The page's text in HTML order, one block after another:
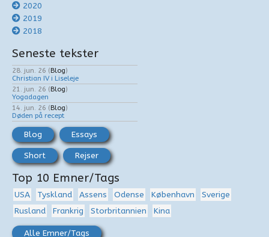
2020
2019
2018
Seneste tekster
28. jun. 26 (Blog)
Christian IV i Liseleje
21. jun. 26 (Blog)
Yogadagen
14. jun. 26 (Blog)
Døden på recept
Blog Essays
Short Rejser
Top 10 Emner/Tags
USA Tyskland Assens Odense København
Sverige
Rusland
Frankrig Storbritannien Kina
Alle Emner/Tags